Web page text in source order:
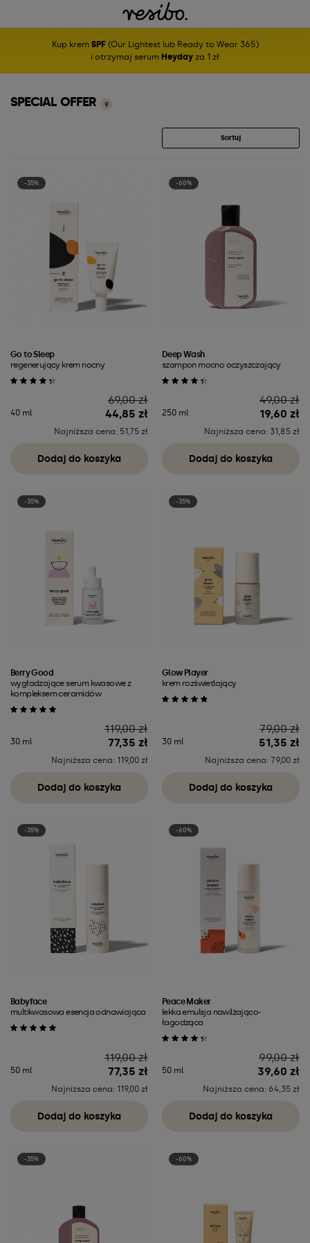
Kup kremSPF (Our Lightest lub Ready to Wear 365)
i otrzymaj serum Heyday za 1 zł
SPECIAL OFFER 9
Sortuj
-35%
Go to Sleep
regenerujący krem nocny
40 ml
69,00 zł
44,85 zł
Najniższa cena: 51,75 zł
Dodaj do koszyka
-60%
Deep Wash
szampon mocno oczyszczający
250 ml
49,00 zł
19,60 zł
Najniższa cena: 31,85 zł
Dodaj do koszyka
-35%
Berry Good
wygładzające serum kwasowe z
kompleksem ceramidów
30 ml
119,00 zł
77,35 zł
Najniższa cena: 119,00 zł
Dodaj do koszyka
-35%
Glow Player
krem rozświetlający
30 ml
79,00 zł
51,35 zł
Najniższa cena: 79,00 zł
Dodaj do koszyka
-35%
Babyface
multikwasowa esencja odnawiająca
50 ml
119,00 zł
77,35 zł
Najniższa cena: 119,00 zł
Dodaj do koszyka
-60%
Peace Maker
lekka emulsja nawilżająco-
łagodząca
50 ml
99,00 zł
39,60 zł
Najniższa cena: 64,35 zł
Dodaj do koszyka
-35% -60%